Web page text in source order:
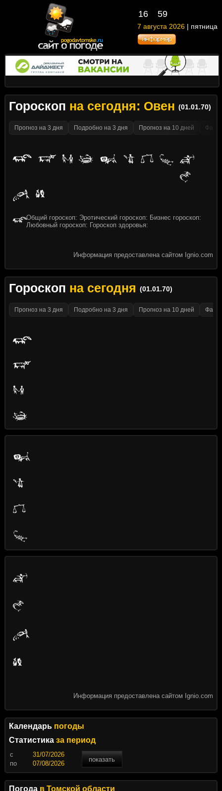
16 59
7 августа 2026 | пятница
Гороскоп на сегодня: Овен (01.01.70)
Прогноз на 3 дня Подробно на 3 дня Прогноз на 10 дней
Общий гороскоп: Эротический гороскоп: Бизнес гороскоп:
Любовный гороскоп: Гороскоп здоровья:
Информация предоставлена сайтом Ignio.com
Гороскоп на сегодня (01.01.70)
Прогноз на 3 дня Подробно на 3 дня Прогноз на 10 дней
Информация предоставлена сайтом Ignio.com
Календарь погоды
Статистика за период
c
показать
по
Погода в Томской области